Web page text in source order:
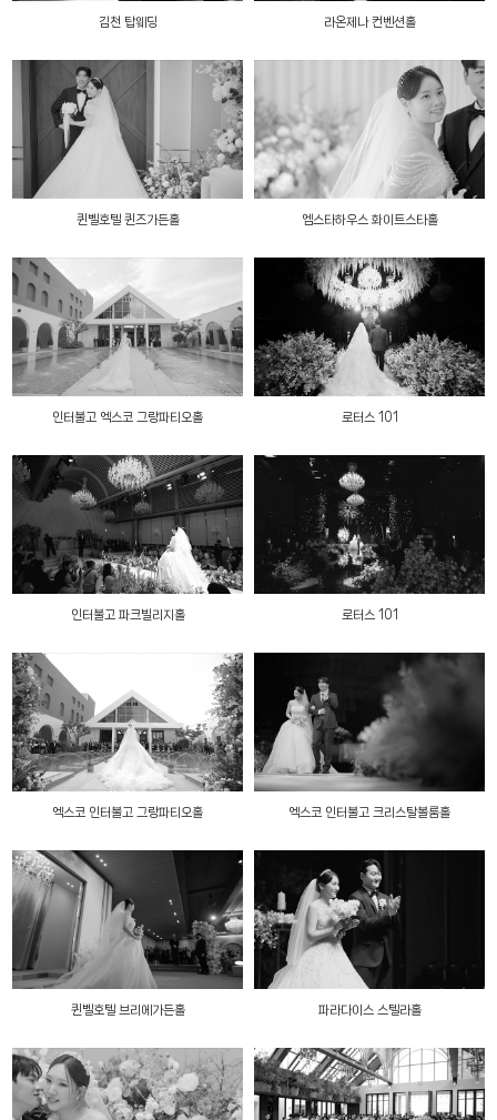
김천 탑웨딩 라온제나 컨벤션홀
퀸벨호텔 퀸즈가든홀 엠스타하우스 화이트스타홀
인터불고 엑스코 그랑파티오홀 로터스 101
인터불고 파크빌리지홀 로터스 101
엑스코 인터불고 그랑파티오홀 엑스코 인터불고 크리스탈볼룸홀
퀸벨호텔 브리에가든홀 파라다이스 스텔라홀